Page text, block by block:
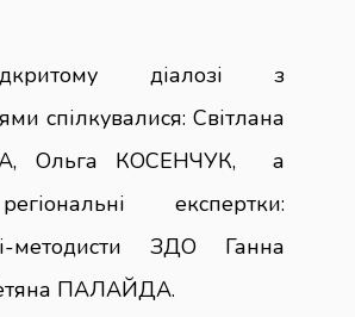
діалозі з
спілкувалися: Світлана
Ольга КОСЕНЧУК, а
експертки:
методисти ЗДО Ганна
ПАЛАЙДА.